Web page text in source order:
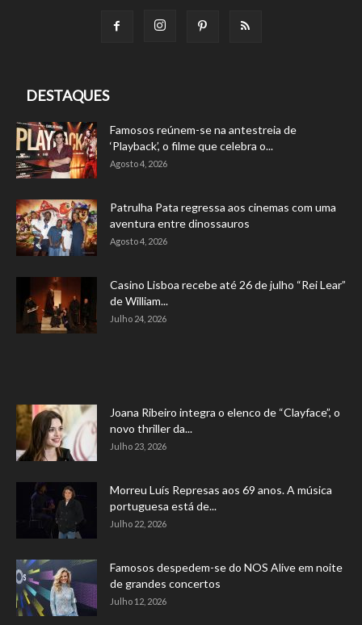
DESTAQUES
Famosos reúnem-se na antestreia de
‘Playback’, o filme que celebra o...
Agosto 4, 2026
Patrulha Pata regressa aos cinemas com uma
aventura entre dinossauros
Agosto 4, 2026
Casino Lisboa recebe até 26 de julho “Rei Lear”
de William...
Julho 24, 2026
Joana Ribeiro integra o elenco de “Clayface”, o
novo thriller da...
Julho 23, 2026
Morreu Luís Represas aos 69 anos. A música
portuguesa está de...
Julho 22, 2026
Famosos despedem-se do NOS Alive em noite
de grandes concertos
Julho 12, 2026